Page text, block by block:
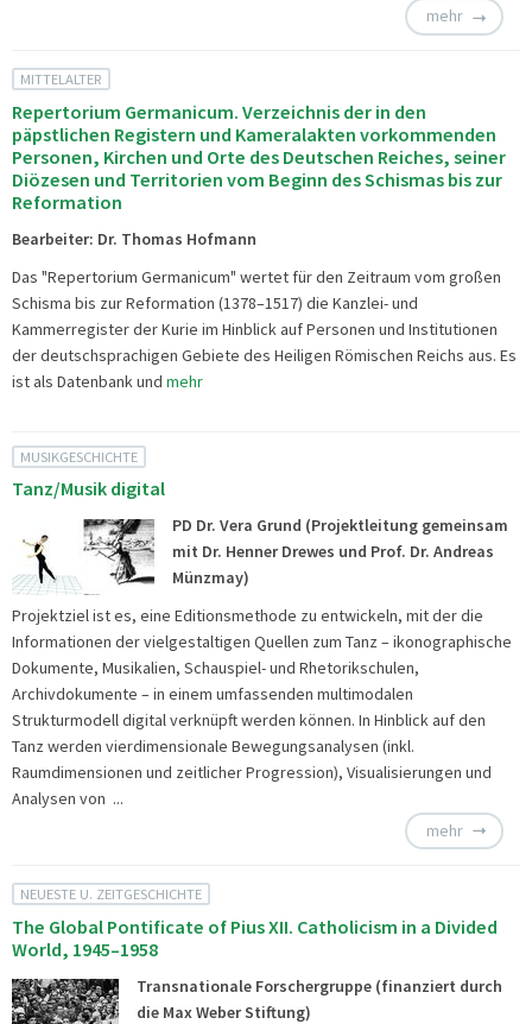
mehr
MITTELALTER
Repertorium Germanicum. Verzeichnis der in den
päpstlichen Registern und Kameralakten vorkommenden
Personen, Kirchen und Orte des Deutschen Reiches, seiner
Diözesen und Territorien vom Beginn des Schismas bis zur
Reformation
Bearbeiter: Dr. Thomas Hofmann
Das "Repertorium Germanicum" wertet für den Zeitraum vom großen
Schisma bis zur Reformation (1378–1517) die Kanzlei- und
Kammerregister der Kurie im Hinblick auf Personen und Institutionen
der deutschsprachigen Gebiete des Heiligen Römischen Reichs aus. Es
ist als Datenbank und mehr
MUSIKGESCHICHTE
Tanz/Musik digital
PD Dr. Vera Grund (Projektleitung gemeinsam
mit Dr. Henner Drewes und Prof. Dr. Andreas
Münzmay)
Projektziel ist es, eine Editionsmethode zu entwickeln, mit der die
Informationen der vielgestaltigen Quellen zum Tanz – ikonographische
Dokumente, Musikalien, Schauspiel- und Rhetorikschulen,
Archivdokumente – in einem umfassenden multimodalen
Strukturmodell digital verknüpft werden können. In Hinblick auf den
Tanz werden vierdimensionale Bewegungsanalysen (inkl.
Raumdimensionen und zeitlicher Progression), Visualisierungen und
Analysen von ...
mehr
NEUESTE U. ZEITGESCHICHTE
The Global Pontificate of Pius XII. Catholicism in a Divided
World, 1945–1958
Transnationale Forschergruppe (finanziert durch
die Max Weber Stiftung)